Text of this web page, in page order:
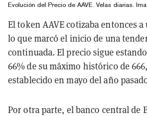
Evolución del Precio de AAVE. Velas diarias.
El token AAVE cotizaba entonces a
lo que marcó el inicio de una
continuada. El precio sigue
66% de su máximo histórico de
establecido en mayo del año
Por otra parte, el banco central de